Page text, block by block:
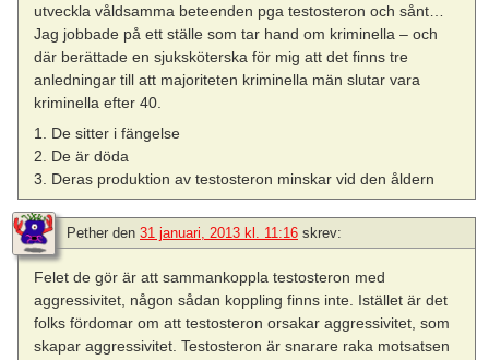
utveckla våldsamma beteenden pga testosteron och sånt…
Jag jobbade på ett ställe som tar hand om kriminella – och
där berättade en sjuksköterska för mig att det finns tre
anledningar till att majoriteten kriminella män slutar vara
kriminella efter 40.
1. De sitter i fängelse
2. De är döda
3. Deras produktion av testosteron minskar vid den åldern
Pether den 31 januari, 2013 kl. 11:16 skrev:
Felet de gör är att sammankoppla testosteron med
aggressivitet, någon sådan koppling finns inte. Istället är det
folks fördomar om att testosteron orsakar aggressivitet, som
skapar aggressivitet. Testosteron är snarare raka motsatsen